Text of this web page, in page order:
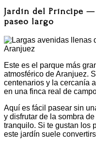
Jardín del Príncipe
paseo largo
Este es el parque más
atmosférico de Aranjuez.
centenarios y la cercanía
en una finca real de
Aquí es fácil pasear sin
y disfrutar de la sombra
tranquilo. Si te gustan los
este jardín suele